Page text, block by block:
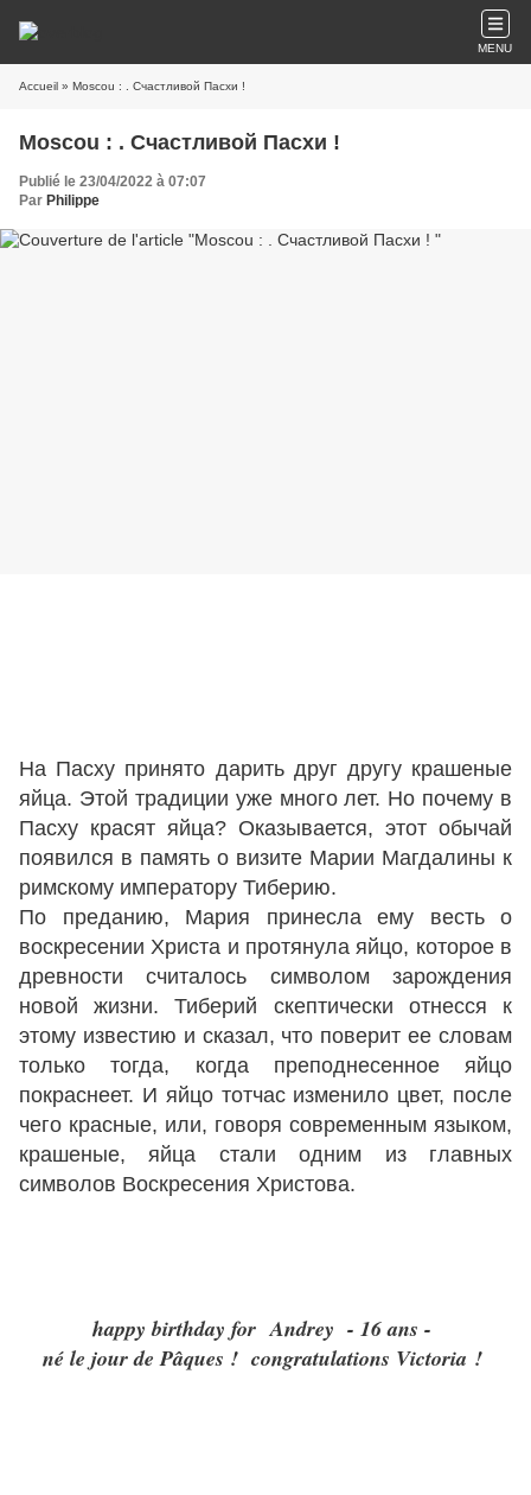
MENU
Accueil » Moscou : . Счастливой Пасхи !
Moscou : . Счастливой Пасхи !
Publié le 23/04/2022 à 07:07
Par Philippe
На Пасху принято дарить друг другу крашеные
яйца. Этой традиции уже много лет. Но почему в
Пасху красят яйца? Оказывается, этот обычай
появился в память о визите Марии Магдалины к
римскому императору Тиберию.
По преданию, Мария принесла ему весть о
воскресении Христа и протянула яйцо, которое в
древности считалось символом зарождения
новой жизни. Тиберий скептически отнесся к
этому известию и сказал, что поверит ее словам
только тогда, когда преподнесенное яйцо
покраснеет. И яйцо тотчас изменило цвет, после
чего красные, или, говоря современным языком,
крашеные, яйца стали одним из главных
символов Воскресения Христова.
happy birthday for Andrey - 16 ans -
né le jour de Pâques ! congratulations Victoria !